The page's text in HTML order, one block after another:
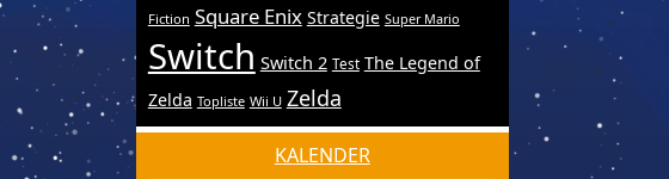
Fiction Square Enix Strategie Super Mario
Switch Switch 2 Test The Legend of
Zelda Topliste Wii U Zelda
KALENDER